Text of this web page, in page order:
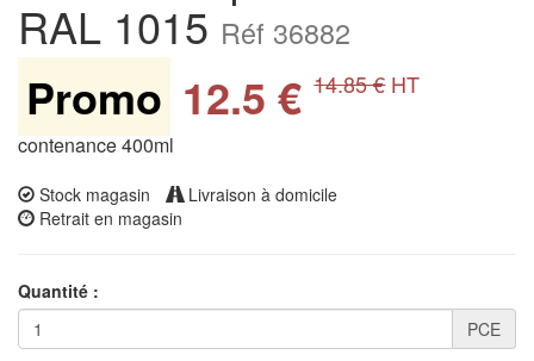
RAL 1015 Réf 36882
Promo 12.5 € 14.85 €HT
contenance 400ml
Stock magasin
Livraison à domicile
Retrait en magasin
Quantité :
PCE